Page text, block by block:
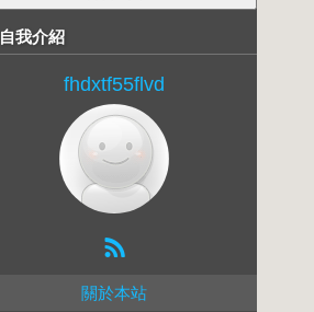
自我介紹
fhdxtf55flvd
關於本站